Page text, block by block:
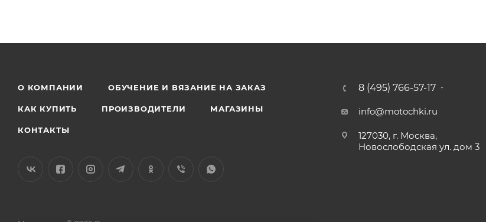
О КОМПАНИИ ОБУЧЕНИЕ И ВЯЗАНИЕ НА ЗАКАЗ
КАК КУПИТЬ ПРОИЗВОДИТЕЛИ МАГАЗИНЫ
КОНТАКТЫ
8 (495) 766-57-17
info@motochki.ru
127030, г. Москва,
Новослободская ул. дом 3